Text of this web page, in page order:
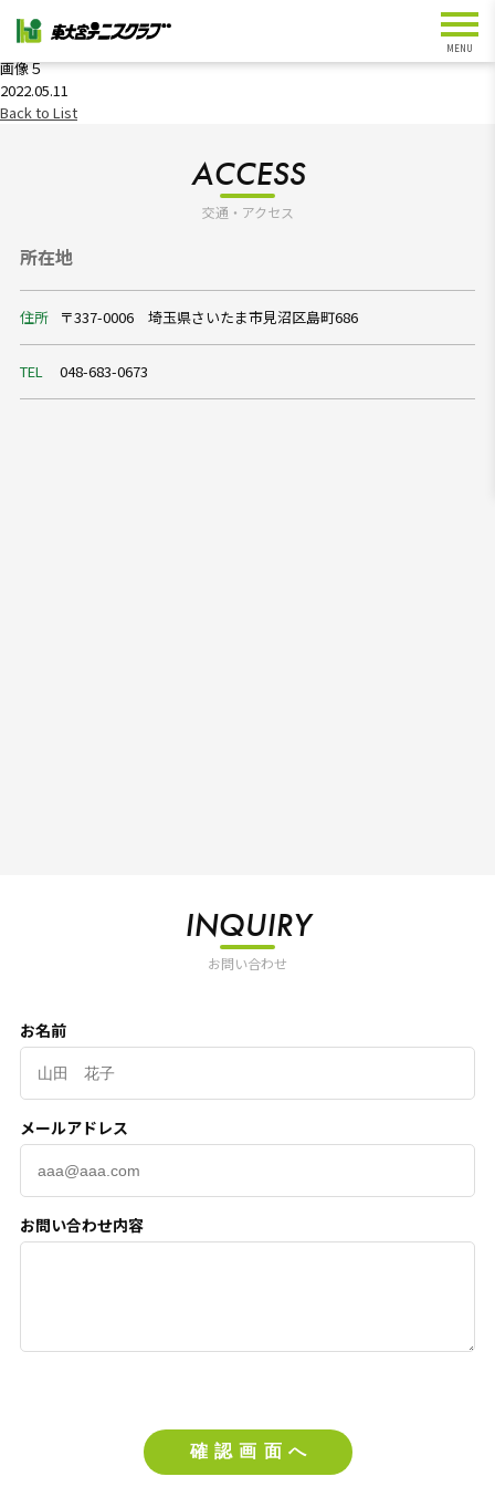
画像５
2022.05.11
Back to List
ACCESS
交通・アクセス
所在地
住所 〒337-0006 埼玉県さいたま市見沼区島町686
TEL 048-683-0673
INQUIRY
お問い合わせ
お名前
メールアドレス
お問い合わせ内容